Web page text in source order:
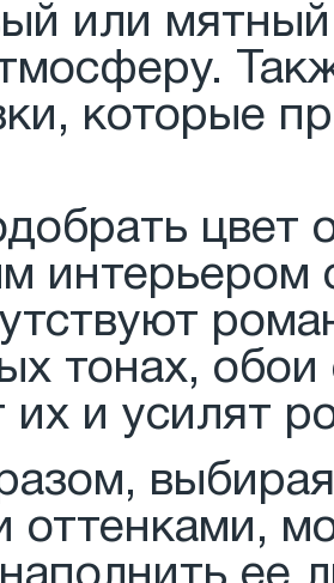
или
которые
цвет
интерьером
тонах,
их и усилят
оттенками,